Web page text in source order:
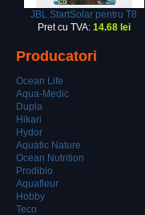
JBL StartSolar pentru T8
Pret cu TVA: 14.68 lei
Producatori
Ocean Life
Aqua-Medic
Dupla
Hikari
Hydor
Aquatic Nature
Ocean Nutrition
Prodibio
Aquafleur
Hobby
Teco